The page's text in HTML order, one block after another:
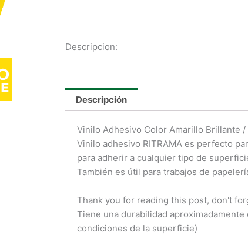
Descripcion:
Descripción
Vinilo Adhesivo Color Amarillo Brillante /
Vinilo adhesivo RITRAMA es perfecto
para adherir a cualquier tipo de
También es útil para trabajos de
Thank you for reading this post, don't
Tiene una durabilidad
condiciones de la superficie)